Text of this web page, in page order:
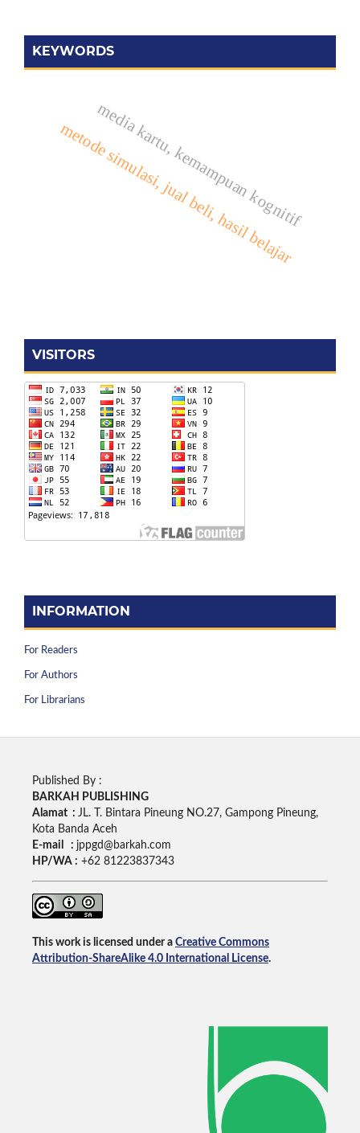
KEYWORDS
metode simulasi, jual beli, hasil belajar
media kartu, kemampuan kognitif
VISITORS
INFORMATION
For Readers
For Authors
For Librarians
Published By :
BARKAH PUBLISHING
Alamat : JL. T. Bintara Pineung NO.27, Gampong Pineung,
Kota Banda Aceh
E-mail : jppgd@barkah.com
HP/WA : +62 81223837343
This work is licensed under a Creative Commons
Attribution-ShareAlike 4.0 International License.